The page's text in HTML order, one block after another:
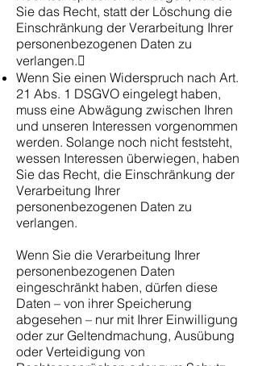
Sie das Recht, statt der Löschung die
Einschränkung der Verarbeitung Ihrer
personenbezogenen Daten zu
verlangen.
Wenn Sie einen Widerspruch nach Art.
21 Abs. 1 DSGVO eingelegt haben,
muss eine Abwägung zwischen Ihren
und unseren Interessen vorgenommen
werden. Solange noch nicht feststeht,
wessen Interessen überwiegen, haben
Sie das Recht, die Einschränkung der
Verarbeitung Ihrer
personenbezogenen Daten zu
verlangen.
Wenn Sie die Verarbeitung Ihrer
personenbezogenen Daten
eingeschränkt haben, dürfen diese
Daten – von ihrer Speicherung
abgesehen – nur mit Ihrer Einwilligung
oder zur Geltendmachung, Ausübung
oder Verteidigung von